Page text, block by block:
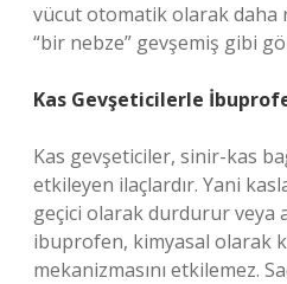
vücut otomatik olarak daha
“bir nebze” gevşemiş gibi
Kas Gevşeticilerle
Kas gevşeticiler, sinir-kas
etkileyen ilaçlardır. Yani
geçici olarak durdurur veya
ibuprofen, kimyasal olarak
mekanizmasını etkilemez.